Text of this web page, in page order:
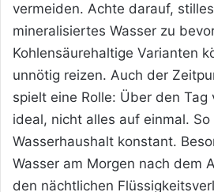
vermeiden. Achte darauf,
mineralisiertes Wasser zu
Kohlensäurehaltige Varianten
unnötig reizen. Auch der
spielt eine Rolle: Über den
ideal, nicht alles auf einmal.
Wasserhaushalt konstant.
Wasser am Morgen nach dem
den nächtlichen